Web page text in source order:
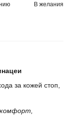
В желания
за кожей стоп,